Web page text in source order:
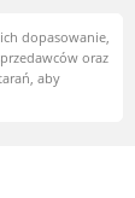
dopasowanie,
oraz
aby